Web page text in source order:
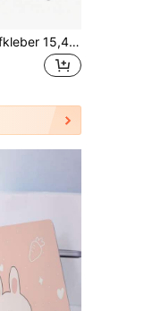
Einfarbiger Laptop-Aufkleber 15,4 Zoll 15,6 Zoll Laptop-Vinyl-Aufkleber Schutzhülle Kunstschutz Laptop (einschließlich 2 Armband-Aufkleber), bitte Datenblatt prüfen, Größenangaben sind maßgebend! Manuelles Zuschneiden auf Laptop-Größe erforderlich!